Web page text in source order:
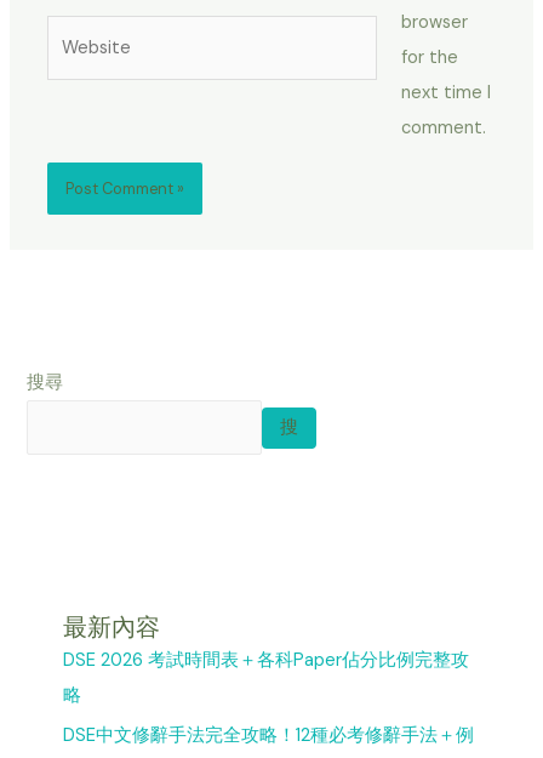
browser
for the
next time I
comment.
搜尋
搜
最新內容
DSE 2026 考試時間表＋各科Paper佔分比例完整攻
略
DSE中文修辭手法完全攻略！12種必考修辭手法＋例